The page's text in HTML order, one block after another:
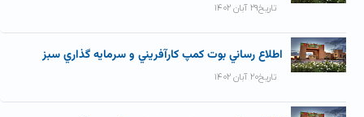
تاریخ۲۹ آبان ۱۴۰۲
اطلاع رساني بوت کمپ کارآفريني و سرمايه گذاري سبز
تاریخ۲۰ آبان ۱۴۰۲